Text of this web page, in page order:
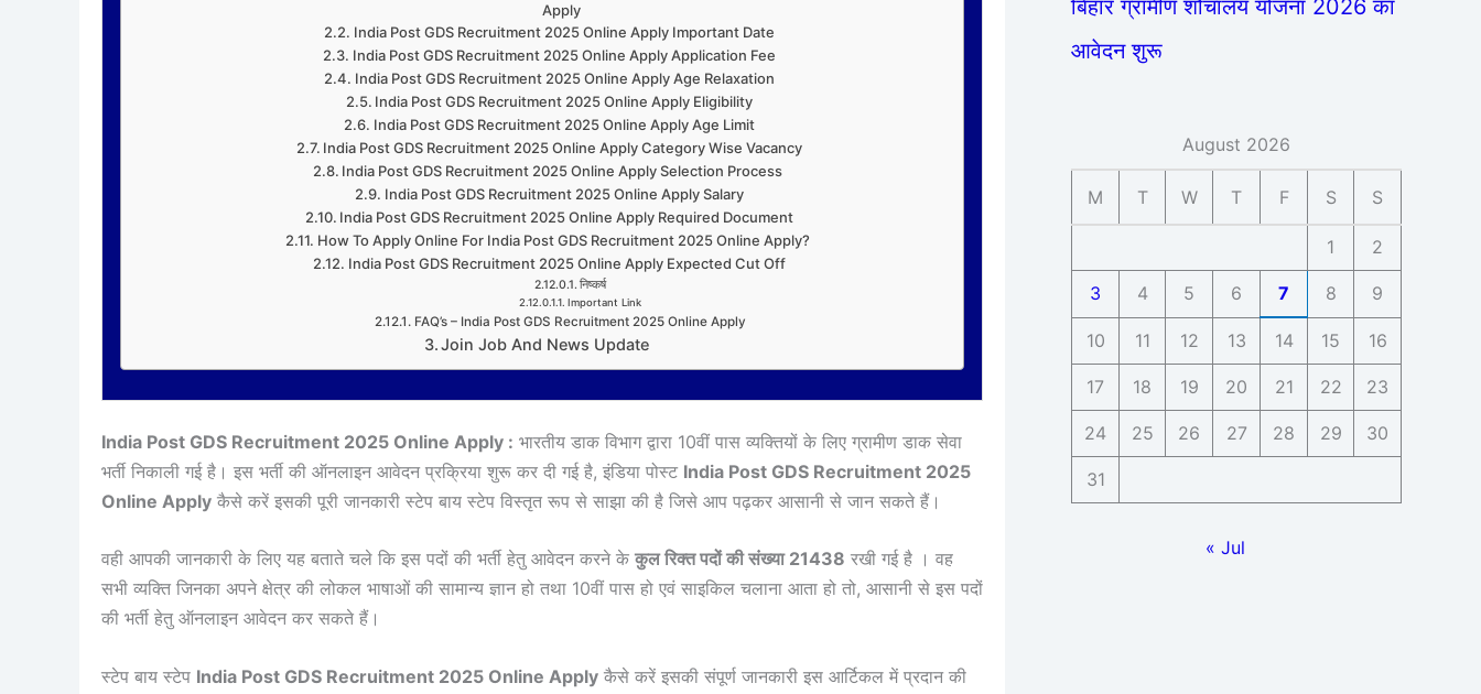
Apply
India Post GDS Recruitment 2025 Online Apply Important Date
India Post GDS Recruitment 2025 Online Apply Application Fee
India Post GDS Recruitment 2025 Online Apply Age Relaxation
India Post GDS Recruitment 2025 Online Apply Eligibility
India Post GDS Recruitment 2025 Online Apply Age Limit
India Post GDS Recruitment 2025 Online Apply Category Wise Vacancy
India Post GDS Recruitment 2025 Online Apply Selection Process
India Post GDS Recruitment 2025 Online Apply Salary
India Post GDS Recruitment 2025 Online Apply Required Document
How To Apply Online For India Post GDS Recruitment 2025 Online Apply?
India Post GDS Recruitment 2025 Online Apply Expected Cut Off
निष्कर्ष
Important Link
FAQ’s – India Post GDS Recruitment 2025 Online Apply
Join Job And News Update
India Post GDS Recruitment 2025 Online Apply : भारतीय डाक विभाग द्वारा 10वीं पास व्यक्तियों के लिए ग्रामीण डाक सेवा
भर्ती निकाली गई है। इस भर्ती की ऑनलाइन आवेदन प्रक्रिया शुरू कर दी गई है, इंडिया पोस्ट India Post GDS Recruitment 2025
Online Apply कैसे करें इसकी पूरी जानकारी स्टेप बाय स्टेप विस्तृत रूप से साझा की है जिसे आप पढ़कर आसानी से जान सकते हैं।
वही आपकी जानकारी के लिए यह बताते चले कि इस पदों की भर्ती हेतु आवेदन करने के कुल रिक्त पदों की संख्या 21438 रखी गई है । वह
सभी व्यक्ति जिनका अपने क्षेत्र की लोकल भाषाओं की सामान्य ज्ञान हो तथा 10वीं पास हो एवं साइकिल चलाना आता हो तो, आसानी से इस पदों
की भर्ती हेतु ऑनलाइन आवेदन कर सकते हैं।
स्टेप बाय स्टेप India Post GDS Recruitment 2025 Online Apply कैसे करें इसकी संपूर्ण जानकारी इस आर्टिकल में प्रदान की
बिहार ग्रामीण शौचालय योजना 2026 का
आवेदन शुरू
August 2026
M T W T F S S
1 2
3 4 5 6 7 8 9
10 11 12 13 14 15 16
17 18 19 20 21 22 23
24 25 26 27 28 29 30
31
« Jul